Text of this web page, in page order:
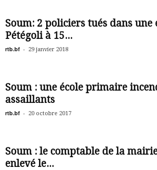
Soum: 2 policiers tués dans une
Pétégoli à 15...
rtb.bf - 29 janvier 2018
Soum : une école primaire
assaillants
rtb.bf - 20 octobre 2017
Soum : le comptable de la
enlevé le...